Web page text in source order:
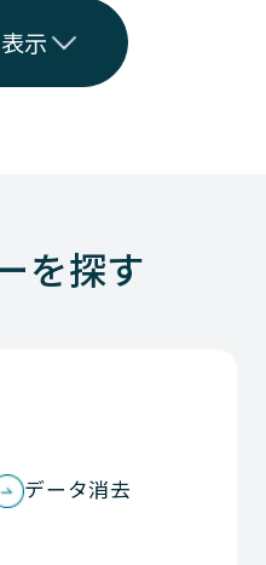
示
を探す
データ消去